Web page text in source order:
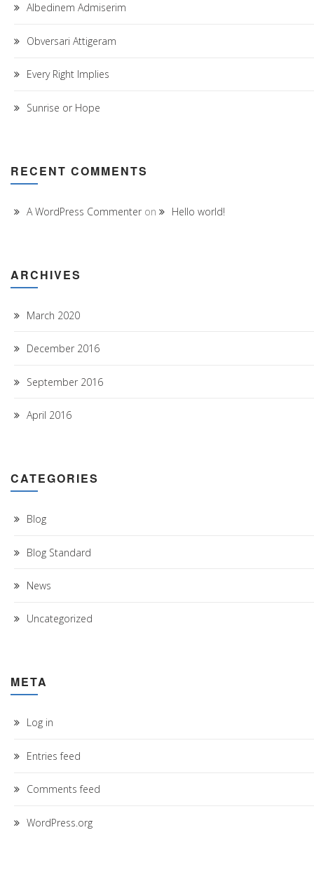
Albedinem Admiserim
Obversari Attigeram
Every Right Implies
Sunrise or Hope
RECENT COMMENTS
A WordPress Commenter on Hello world!
ARCHIVES
March 2020
December 2016
September 2016
April 2016
CATEGORIES
Blog
Blog Standard
News
Uncategorized
META
Log in
Entries feed
Comments feed
WordPress.org